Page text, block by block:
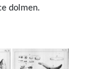
dolmen.